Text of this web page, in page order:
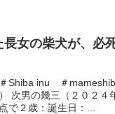
女の柴犬が、必
Shiba inu ＃
次男の幾三（２０２
で２歳：誕生日：...